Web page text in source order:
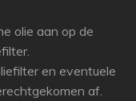
olie aan op de
en eventuele
af.